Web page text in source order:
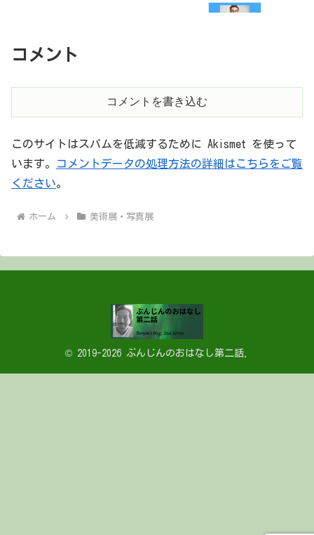
コメント
コメントを書き込む
このサイトはスパムを低減するために Akismet を使って
います。
コメントデータの処理方法の詳細はこちらをご覧
ください。
ホーム 美術展・写真展
© 2019-2026 ぶんじんのおはなし第二話.